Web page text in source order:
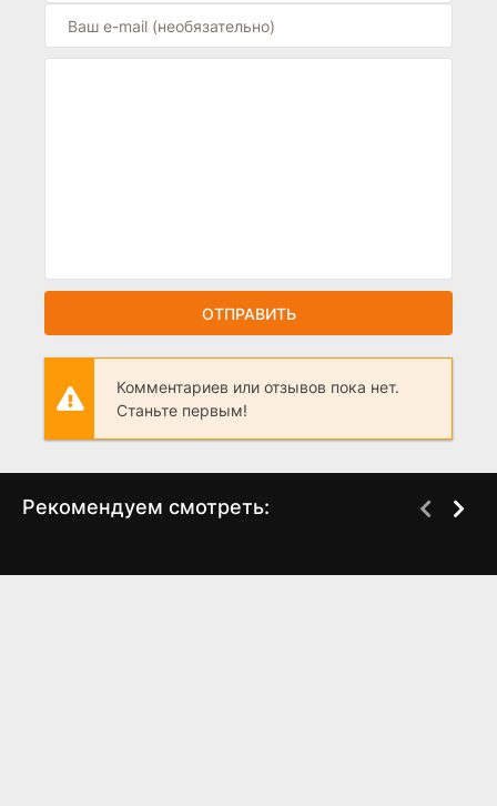
ОТПРАВИТЬ
Комментариев или отзывов пока нет.
Станьте первым!
Рекомендуем смотреть: